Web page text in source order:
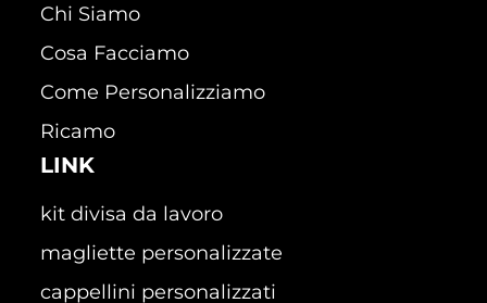
Chi Siamo
Cosa Facciamo
Come Personalizziamo
Ricamo
LINK
kit divisa da lavoro
magliette personalizzate
cappellini personalizzati